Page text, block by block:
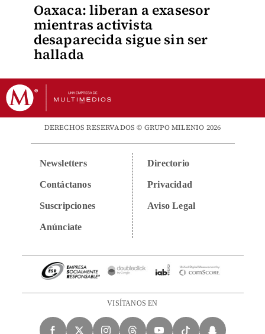
Oaxaca: liberan a exasesor
mientras activista
desaparecida sigue sin ser
hallada
DERECHOS RESERVADOS © GRUPO MILENIO 2026
Newsletters
Contáctanos
Suscripciones
Anúnciate
Directorio
Privacidad
Aviso Legal
VISÍTANOS EN